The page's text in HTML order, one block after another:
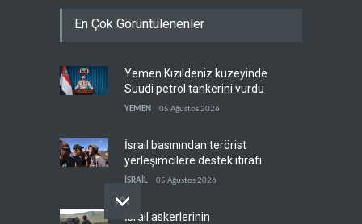
‘silahsızlandırılmasını’ kim
Bekai'den Trump’a ‘savaş
ganimeti’ yanıtı: Önce savaşı
kazan
En Çok Görüntülenenler
Yemen Kızıldeniz kuzeyinde
Suudi petrol tankerini vurdu
YEMEN 05 Ağustos 2026
İsrail basınından terörist
yerleşimcilere destek itirafı
İSRAİL 05 Ağustos 2026
İsrail askerlerinin